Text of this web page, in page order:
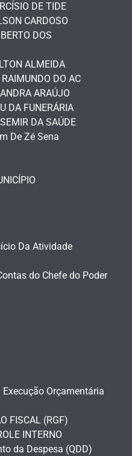
DE TIDE
CARDOSO
DOS
ALMEIDA
DO AC
ARAÚJO
DA FUNERÁRIA
DA SAÚDE
De Zé Sena
Da Atividade
do Chefe do Poder
Orçamentária
FISCAL (RGF)
INTERNO
da Despesa (QDD)